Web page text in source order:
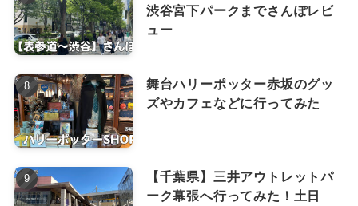
渋谷宮下パークまでさんぽレビ
ュー
舞台ハリーポッター赤坂のグッ
ズやカフェなどに行ってみた
【千葉県】三井アウトレットパ
ーク幕張へ行ってみた！土日